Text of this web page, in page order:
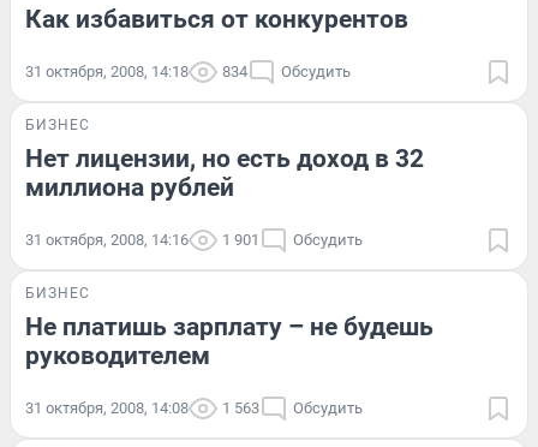
Как избавиться от конкурентов
31 октября, 2008, 14:18 834 Обсудить
БИЗНЕС
Нет лицензии, но есть доход в 32
миллиона рублей
31 октября, 2008, 14:16 1 901 Обсудить
БИЗНЕС
Не платишь зарплату – не будешь
руководителем
31 октября, 2008, 14:08 1 563 Обсудить